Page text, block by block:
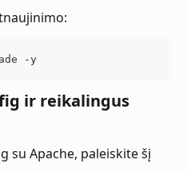
-y
ir reikalingus
su Apache, paleiskite šį